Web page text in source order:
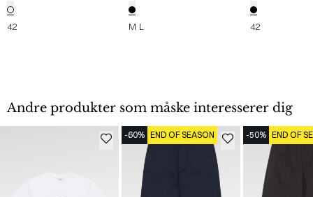
42 M L 42
Andre produkter som måske interesserer dig
-60% END OF SEASON -50% END OF